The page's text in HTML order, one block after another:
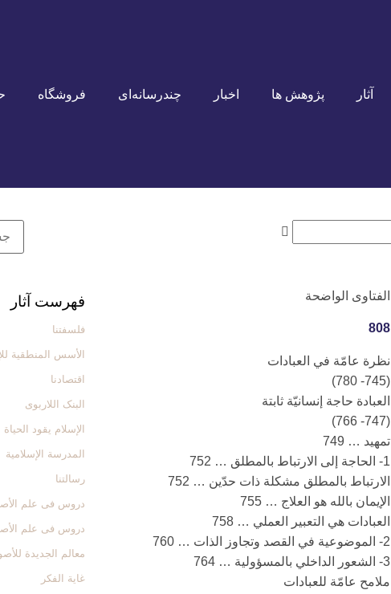
آثار پژوهش ها اخبار چندرسانه‌ای فروشگاه
الفتاوی الواضحة
808
نظرة عامّة في العبادات‏
(745- 780)
العبادة حاجة إنسانيّة ثابتة
(747- 766)
تمهيد … 749
1- الحاجة إلى الارتباط بالمطلق … 752
الارتباط بالمطلق مشكلة ذات حدّين … 752
الإيمان بالله هو العلاج … 755
العبادات هي التعبير العملي … 758
2- الموضوعية في القصد وتجاوز الذات … 760
3- الشعور الداخلي بالمسؤولية … 764
ملامح عامّة للعبادات‏
فهرست آثار
فلسفتنا
الأسس المنطقیة
اقتصادنا
البنک اللاربوی
الإسلام یقود الحیاة
المدرسة الإسلامیة
رسالتنا
دروس فی علم
دروس فی علم
معالم الجدیدة
غایة الفکر